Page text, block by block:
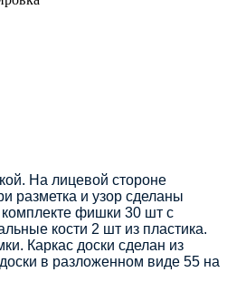
На лицевой стороне
разметка и узор сделаны
фишки 30 шт с
кости 2 шт из пластика.
Каркас доски сделан из
в разложенном виде 55 на